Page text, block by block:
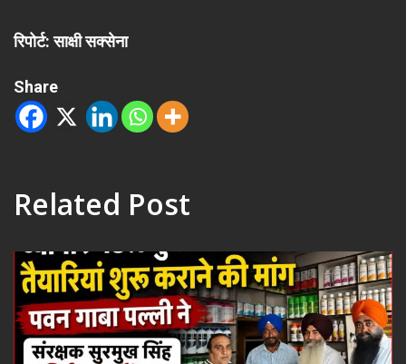
रिपोर्ट: साक्षी सक्सेना
Share
Related Post